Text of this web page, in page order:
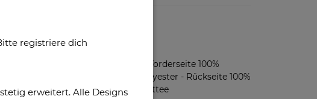
Bedruckbare Vorderseite 100%
Microfaser-Polyester - Rückseite 100%
Baumwoll-Frottee
registriere dich
erweitert. Alle Designs